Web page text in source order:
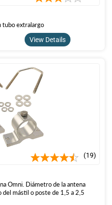
tubo extralargo
View Details
19
Omni. Diámetro de la antena
mástil o poste de 1,5 a 2,5